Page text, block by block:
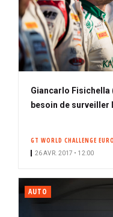
Giancarlo
besoin de surveiller
GT WORLD CHALLENGE
26 AVR. 2017 • 12:00
AUTO